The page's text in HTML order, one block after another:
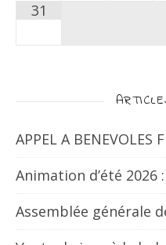
31
APPEL A BENEVOLES
Animation d’été
Assemblée générale